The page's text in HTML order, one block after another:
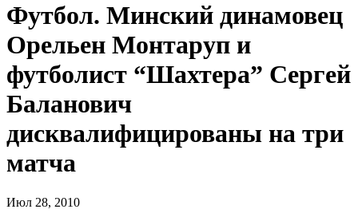
Футбол. Минский динамовец
Орельен Монтаруп и
футболист “Шахтера” Сергей
Баланович
дисквалифицированы на три
матча
Июл 28, 2010